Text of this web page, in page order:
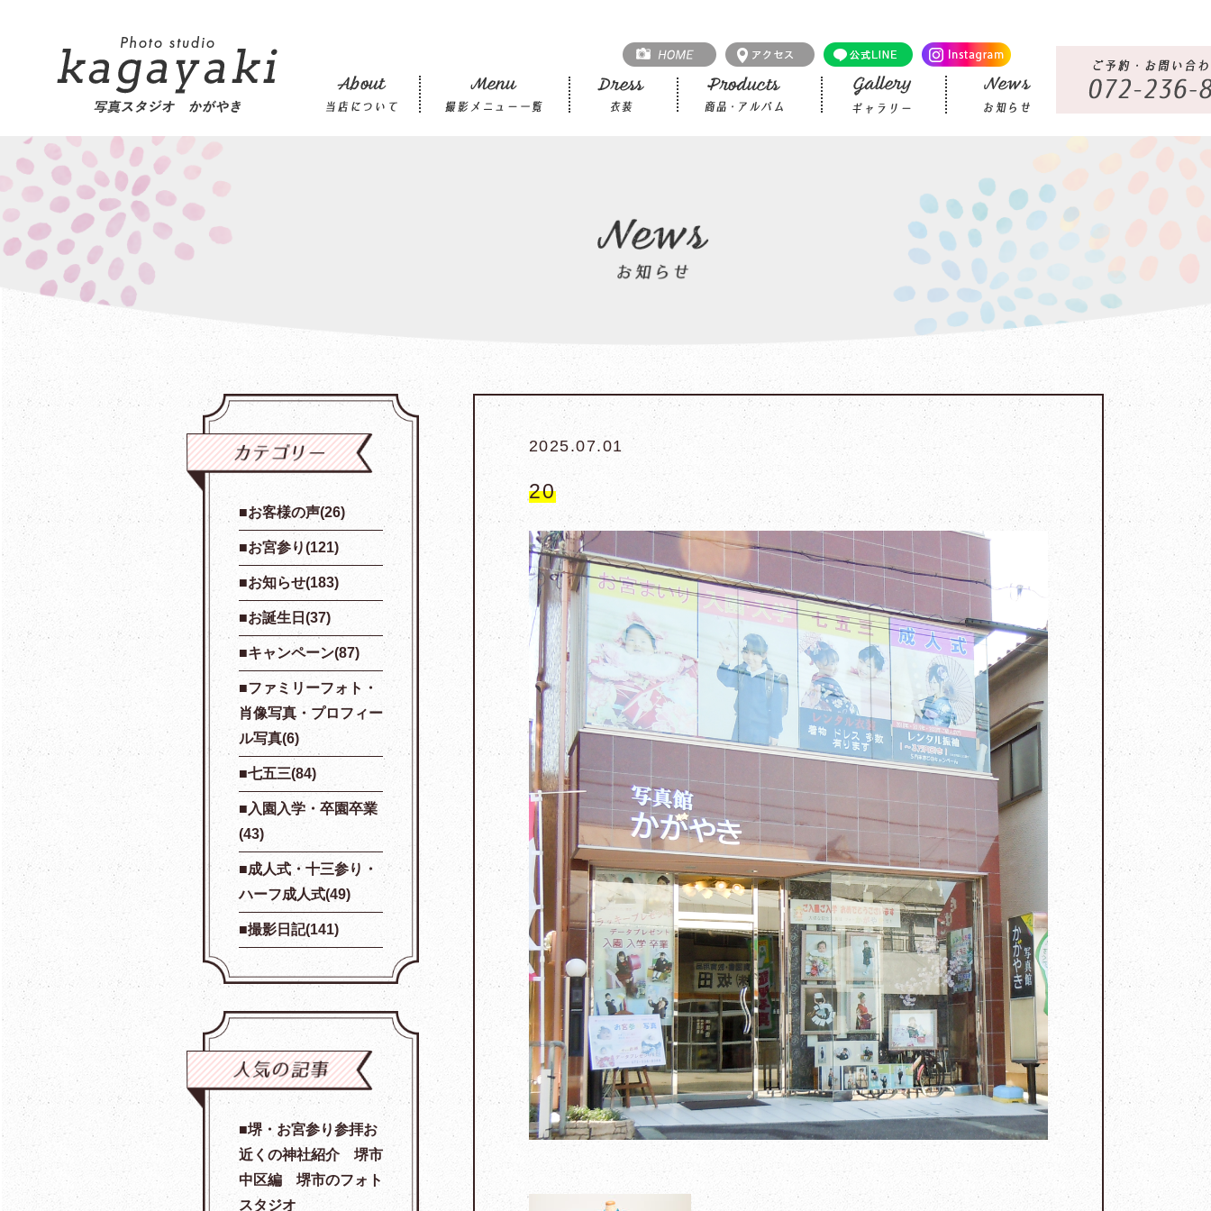
お客様の声(26)
お宮参り(121)
お知らせ(183)
お誕生日(37)
キャンペーン(87)
ファミリーフォト・
肖像写真・プロフィー
ル写真(6)
七五三(84)
入園入学・卒園卒業
(43)
成人式・十三参り・
ハーフ成人式(49)
撮影日記(141)
堺・お宮参り参拝お
近くの神社紹介 堺市
中区編 堺市のフォト
スタジオ
2025.07.01
20